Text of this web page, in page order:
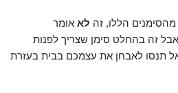
הללו, זה לא אומר
זה בהחלט סימן שצריך לפנות
תנסו לאבחן את עצמכם בבית בעזרת